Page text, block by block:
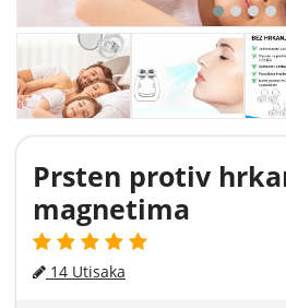
Prsten protiv
magnetima
14 Utisaka